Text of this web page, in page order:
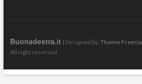
Buonadestra.it | Designed by: Theme Freesia
All right reserved